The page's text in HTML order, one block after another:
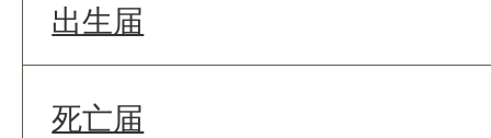
出生届
死亡届